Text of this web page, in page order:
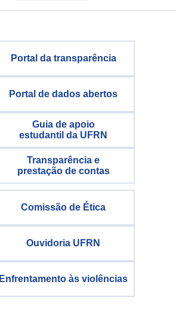
Portal da transparência
Portal de dados abertos
Guia de apoio
estudantil da UFRN
Transparência e
prestação de contas
Comissão de Ética
Ouvidoria UFRN
Enfrentamento às violências